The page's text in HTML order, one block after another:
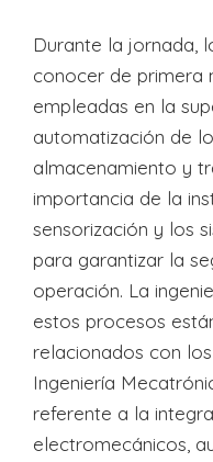
Durante la jornada,
conocer de primera
empleadas en la
automatización de
almacenamiento y
importancia de la
sensorización y los
para garantizar la
operación. La
estos procesos
relacionados con
Ingeniería
referente a la
electromecánicos,